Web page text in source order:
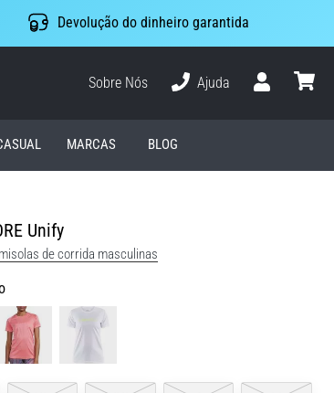
Devolução do dinheiro garantida
Sobre Nós
Ajuda
MARCAS BLOG
Unify
de corrida masculinas